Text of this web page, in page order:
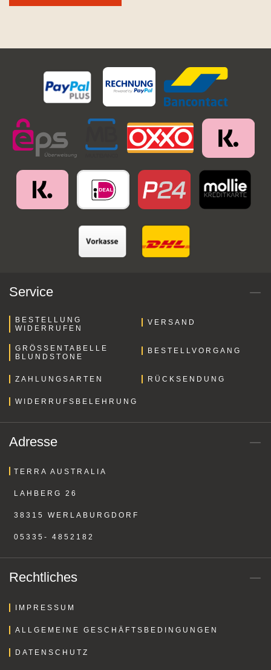
Service
BESTELLUNG
WIDERRUFEN
VERSAND
GRÖSSENTABELLE B
LUNDSTONE
BESTELLVORGANG
ZAHLUNGSARTEN RÜCKSENDUNG
WIDERRUFSBELEHRUNG
Adresse
TERRA AUSTRALIA
LAHBERG 26
38315 WERLABURGDORF
05335- 4852182
Rechtliches
IMPRESSUM
ALLGEMEINE GESCHÄFTSBEDINGUNGEN
DATENSCHUTZ